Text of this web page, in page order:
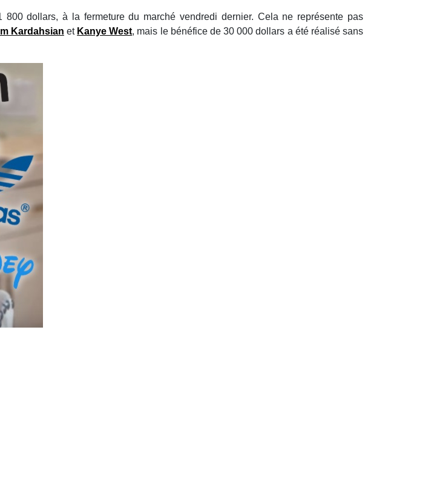
800 dollars, à la fermeture du marché vendredi dernier. Cela ne représente pas
Kardahsian et Kanye West, mais le bénéfice de 30 000 dollars a été réalisé sans